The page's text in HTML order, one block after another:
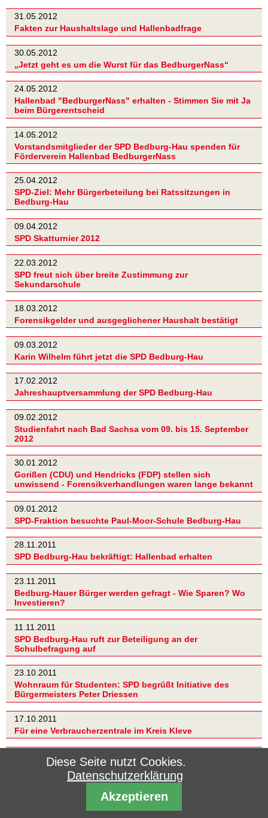
31.05.2012
Fakten zur Haushaltslage und Hallenbadfrage
30.05.2012
„Jetzt geht es um die Wurst für das BedburgerNass“
24.05.2012
Hallenbad "BedburgerNass" erhalten - Stimmen Sie mit Ja
beim Bürgerentscheid
14.05.2012
Vorstandsmitglieder der SPD Bedburg-Hau spenden für
Förderverein Hallenbad BedburgerNass
25.04.2012
SPD-Ziel: Mehr Bürgerbeteilung bei Ratssitzungen in
Bedburg-Hau
09.04.2012
SPD Skatturnier 2012
22.03.2012
SPD freut sich über breite Zustimmung zur
Sekundarschule
18.03.2012
Forensikgelder und ausgeglichener Haushalt bestätigt
09.03.2012
Karin Wilhelm führt jetzt die SPD Bedburg-Hau
17.02.2012
Jahreshauptversammlung der SPD Bedburg-Hau
09.02.2012
Studienfahrt nach Bad Sachsa vom 09. bis 15. September
2012
30.01.2012
Gorißen (CDU) und Hendricks (FDP) stellen sich
unwissend - Forensikverhandlungen waren lange bekannt
09.01.2012
SPD-Fraktion besuchte Paul-Moor-Schule Bedburg-Hau
28.11.2011
SPD Bedburg-Hau bekräftigt: Hallenbad erhalten
23.11.2011
Bedburg-Hauer Bürger werden gefragt - Wie Sparen? Wo
Investieren?
11.11.2011
SPD Bedburg-Hau ruft zur Beteiligung an der
Schulbefragung auf
23.10.2011
Wohnraum für Studenten: SPD begrüßt Initiative des
Bürgermeisters Peter Driessen
17.10.2011
Für eine Verbraucherzentrale im Kreis Kleve
16.09.2011
Symbiose aus Gesamtschule plus Sekundarschule(n)
SPD Bedburg-Hau fordert mehr Bürgerbeteiligung in
Diese Seite nutzt Cookies.
Datenschutzerklärung
Akzeptieren